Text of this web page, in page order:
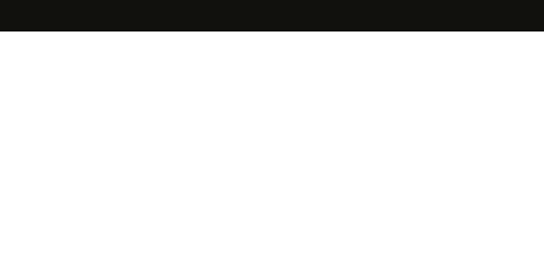
Live Chat Software
Forum Software